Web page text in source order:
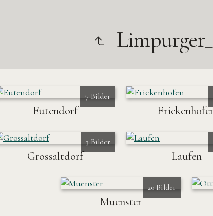
7 Bilder
Eutendorf
3 Bilder
Grossaltdorf Laufen
20 Bilder
Muenster